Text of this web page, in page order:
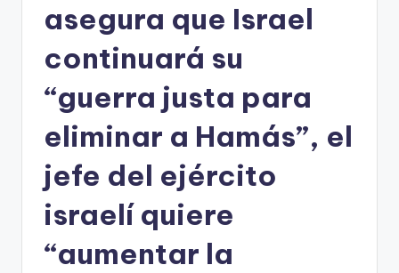
asegura que Israel
continuará su
“guerra justa para
eliminar a Hamás”, el
jefe del ejército
israelí quiere
“aumentar la